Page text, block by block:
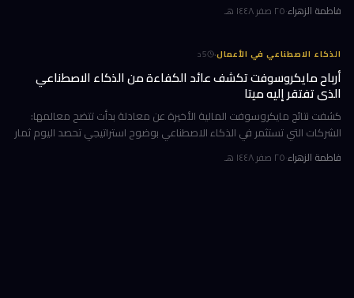
فاطمة الزهراء·٢٥ صفر ١٤٤٨ هـ
الذكاء الاصطناعي في الأعمال·
5د
أرباح مايكروسوفت تكشف عائد الكفاءة من الذكاء الاصطناعي
الذي تفتقر إليه ميتا
كشفت نتائج مايكروسوفت المالية الأخيرة عن معادلة بدأت تتضح معالمها:
الشركات التي تستثمر في الذكاء الاصطناعي بوضوح استراتيجي تحصد اليوم ثمار
فاطمة الزهراء·٢٥ صفر ١٤٤٨ هـ